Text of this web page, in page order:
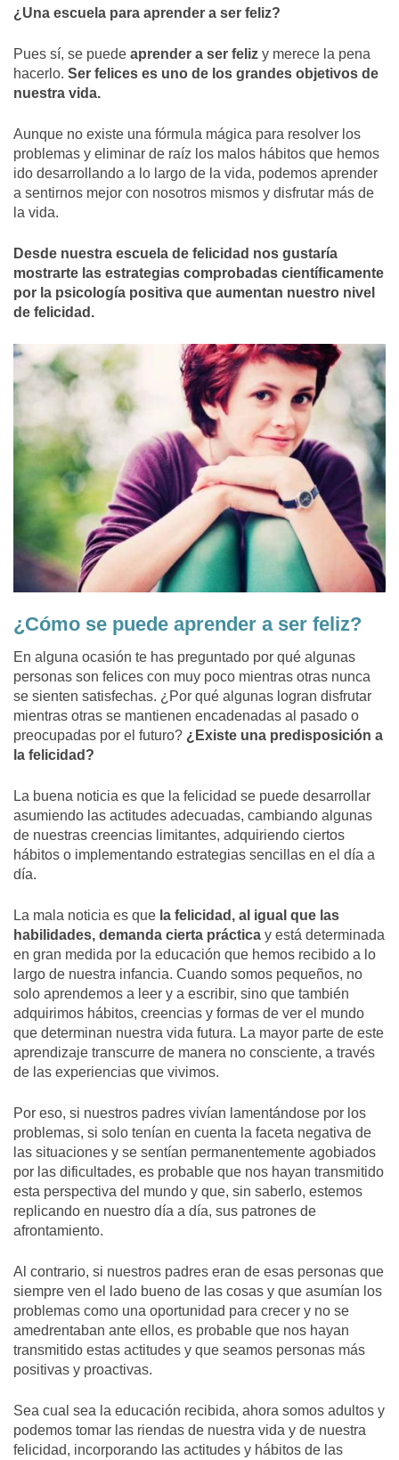
¿Una escuela para aprender a ser feliz?
Pues sí, se puede aprender a ser feliz y merece la pena
hacerlo. Ser felices es uno de los grandes objetivos de
nuestra vida.
Aunque no existe una fórmula mágica para resolver los
problemas y eliminar de raíz los malos hábitos que hemos
ido desarrollando a lo largo de la vida, podemos aprender
a sentirnos mejor con nosotros mismos y disfrutar más de
la vida.
Desde nuestra escuela de felicidad nos gustaría
mostrarte las estrategias comprobadas científicamente
por la psicología positiva que aumentan nuestro nivel
de felicidad.
¿Cómo se puede aprender a ser feliz?
En alguna ocasión te has preguntado por qué algunas
personas son felices con muy poco mientras otras nunca
se sienten satisfechas. ¿Por qué algunas logran disfrutar
mientras otras se mantienen encadenadas al pasado o
preocupadas por el futuro? ¿Existe una predisposición a
la felicidad?
La buena noticia es que la felicidad se puede desarrollar
asumiendo las actitudes adecuadas, cambiando algunas
de nuestras creencias limitantes, adquiriendo ciertos
hábitos o implementando estrategias sencillas en el día a
día.
La mala noticia es que la felicidad, al igual que las
habilidades, demanda cierta práctica y está determinada
en gran medida por la educación que hemos recibido a lo
largo de nuestra infancia. Cuando somos pequeños, no
solo aprendemos a leer y a escribir, sino que también
adquirimos hábitos, creencias y formas de ver el mundo
que determinan nuestra vida futura. La mayor parte de este
aprendizaje transcurre de manera no consciente, a través
de las experiencias que vivimos.
Por eso, si nuestros padres vivían lamentándose por los
problemas, si solo tenían en cuenta la faceta negativa de
las situaciones y se sentían permanentemente agobiados
por las dificultades, es probable que nos hayan transmitido
esta perspectiva del mundo y que, sin saberlo, estemos
replicando en nuestro día a día, sus patrones de
afrontamiento.
Al contrario, si nuestros padres eran de esas personas que
siempre ven el lado bueno de las cosas y que asumían los
problemas como una oportunidad para crecer y no se
amedrentaban ante ellos, es probable que nos hayan
transmitido estas actitudes y que seamos personas más
positivas y proactivas.
Sea cual sea la educación recibida, ahora somos adultos y
podemos tomar las riendas de nuestra vida y de nuestra
felicidad, incorporando las actitudes y hábitos de las